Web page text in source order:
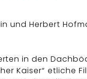
e.V.
und Herbert
in den
Kaiser“ etliche